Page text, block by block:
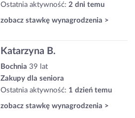
Ostatnia aktywność: 2 dni temu
zobacz stawkę wynagrodzenia >
Katarzyna B.
Bochnia 39 lat
Zakupy dla seniora
Ostatnia aktywność: 1 dzień temu
zobacz stawkę wynagrodzenia >